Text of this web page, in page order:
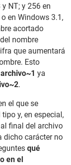
NT; y 256 en
en Windows 3.1,
acortado
nombre
que aumentará
Esto
archivo~1 ya
.
el que se
y, en especial,
final del archivo
dicho carácter no
qué
en el